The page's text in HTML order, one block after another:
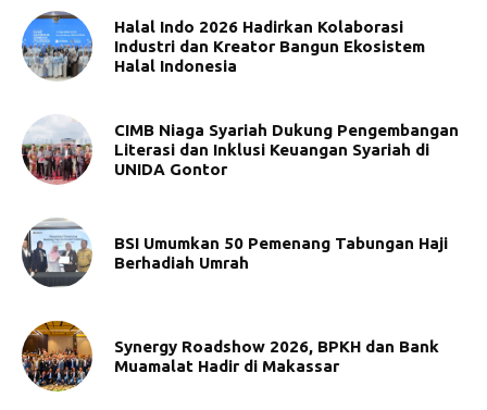
Halal Indo 2026 Hadirkan Kolaborasi
Industri dan Kreator Bangun Ekosistem
Halal Indonesia
CIMB Niaga Syariah Dukung Pengembangan
Literasi dan Inklusi Keuangan Syariah di
UNIDA Gontor
BSI Umumkan 50 Pemenang Tabungan Haji
Berhadiah Umrah
Synergy Roadshow 2026, BPKH dan Bank
Muamalat Hadir di Makassar